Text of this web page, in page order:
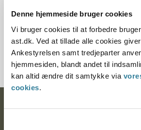
Denne hjemmeside bruger cookies
Vi bruger cookies til at forbedre
ast.dk. Ved at tillade alle cookies
Ankestyrelsen samt tredjeparter
hjemmesiden, blandt andet til
kan altid ændre dit samtykke via
cookies.
Journalnummer
13461-83
Ankestyrelsen